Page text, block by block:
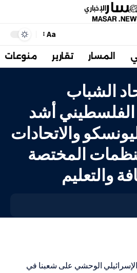
Aa
المسار تقارير منوعات
الشباب
أشد
والاتحادات
المختصة
والتعليم
الإسرائيلي الوحشي على شعبنا في